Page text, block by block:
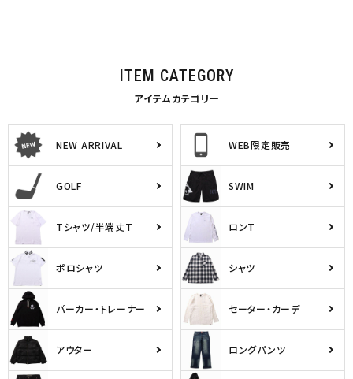
ITEM CATEGORY
アイテムカテゴリー
NEW ARRIVAL WEB限定販売
GOLF SWIM
Tシャツ/半端丈T ロンT
ポロシャツ シャツ
パーカー・トレーナー セーター・カーデ
アウター ロングパンツ